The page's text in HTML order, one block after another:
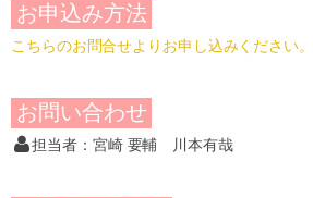
お申込み方法
こちらのお問合せよりお申し込みください。
お問い合わせ
担当者：宮崎 要輔 川本有哉